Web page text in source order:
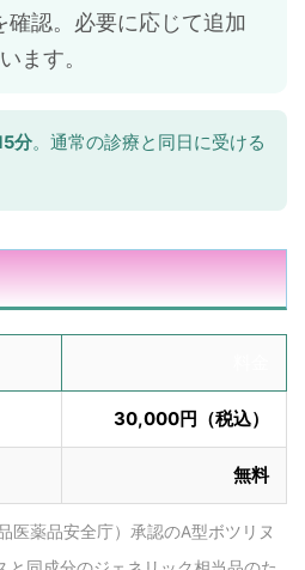
確認。必要に応じて追加
ます。
分。通常の診療と同日に受ける
30,000円（税込）
無料
医薬品安全庁）承認のA型ボツリヌ